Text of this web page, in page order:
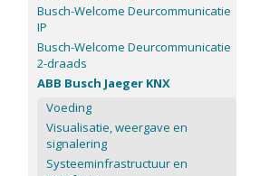
Busch-Welcome Deurcommunicatie
IP
Busch-Welcome Deurcommunicatie
2-draads
ABB Busch Jaeger KNX
Voeding
Visualisatie, weergave en
signalering
Systeeminfrastructuur en